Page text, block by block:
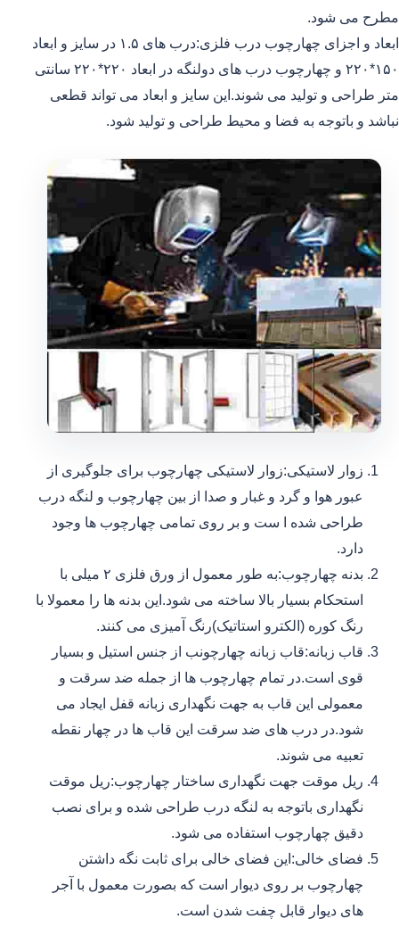
مطرح می شود.
ابعاد و اجزای چهارچوب درب فلزی:درب های ۱.۵ در سایز و ابعاد
۱۵۰*۲۲۰ و چهارچوب درب های دولنگه در ابعاد ۲۲۰*۲۲۰ سانتی
متر طراحی و تولید می شوند.این سایز و ابعاد می تواند قطعی
نباشد و باتوجه به فضا و محیط طراحی و تولید شود.
زوار لاستیکی:زوار لاستیکی چهارچوب برای جلوگیری از
عبور هوا و گرد و غبار و صدا از بین چهارچوب و لنگه درب
طراحی شده ا ست و بر روی تمامی چهارچوب ها وجود
دارد.
بدنه چهارچوب:به طور معمول از ورق فلزی ۲ میلی با
استحکام بسیار بالا ساخته می شود.این بدنه ها را معمولا با
رنگ کوره (الکترو استاتیک)رنگ آمیزی می کنند.
قاب زبانه:قاب زبانه چهارچونب از جنس استیل و بسیار
قوی است.در تمام چهارچوب ها از جمله ضد سرقت و
معمولی این قاب به جهت نگهداری زبانه قفل ایجاد می
شود.در درب های ضد سرقت این قاب ها در چهار نقطه
تعبیه می شوند.
ریل موقت جهت نگهداری ساختار چهارچوب:ریل موقت
نگهداری باتوجه به لنگه درب طراحی شده و برای نصب
دقیق چهارچوب استفاده می شود.
فضای خالی:این فضای خالی برای ثابت نگه داشتن
چهارچوب بر روی دیوار است که بصورت معمول با آجر
های دیوار قابل چفت شدن است.